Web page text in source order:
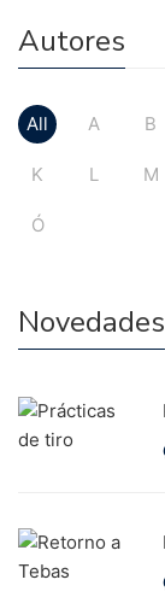
Autores
All A B
K L M
Ó
Novedades